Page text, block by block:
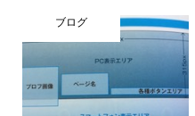
ブログ